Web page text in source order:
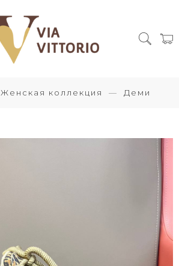
Женская коллекция Деми